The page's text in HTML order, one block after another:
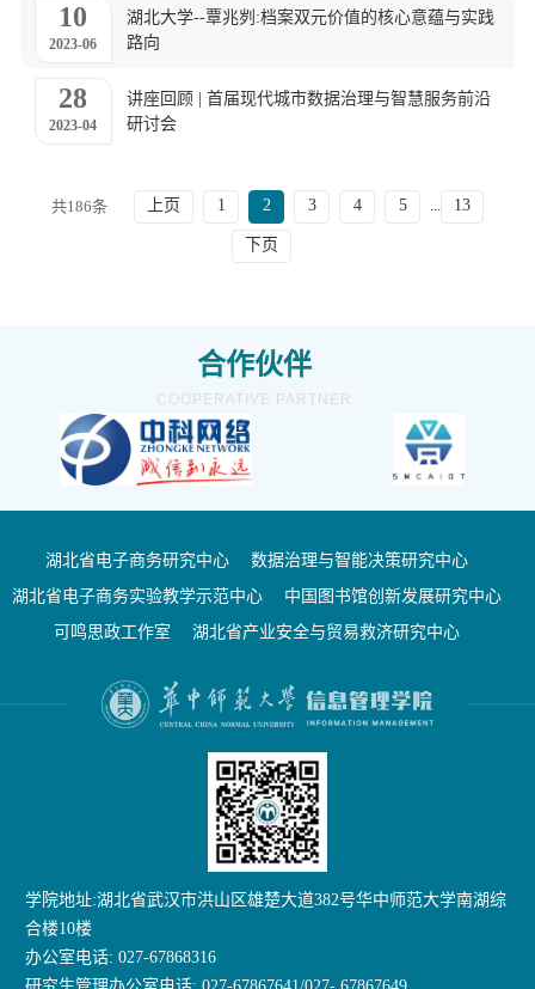
10
2023-06
湖北大学--覃兆刿:档案双元价值的核心意蕴与实践
路向
28
2023-04
讲座回顾 | 首届现代城市数据治理与智慧服务前沿
研讨会
共186条 上页 1 2 3 4 5 ... 13
下页
合作伙伴
COOPERATIVE PARTNER
湖北省电子商务研究中心
数据治理与智能决策研究中心
湖北省电子商务实验教学示范中心
中国图书馆创新发展研究中心
可鸣思政工作室
湖北省产业安全与贸易救济研究中心
学院地址:湖北省武汉市洪山区雄楚大道382号华中师范大学南湖综
合楼10楼
办公室电话: 027-67868316